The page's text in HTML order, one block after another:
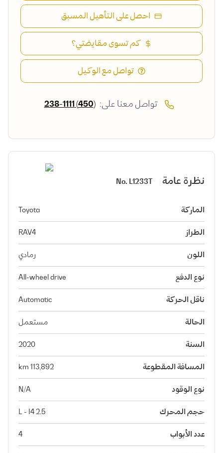
احصل على التأهيل المسبق
كم تسوى مقايضتي؟
تواصل مع الوكيل
تواصل معنا على: (450) 238-1111
نظرة عامة No. L1233T
الماركة Toyota
الطراز RAV4
اللون رمادي
نوع الدفع All-wheel drive
ناقل الحركة Automatic
الحالة مستعمل
السنة 2020
المسافة المقطوعة 113,892 km
نوع الوقود N/A
حجم المحرك 2.5 L - I4
عدد الأبواب 4